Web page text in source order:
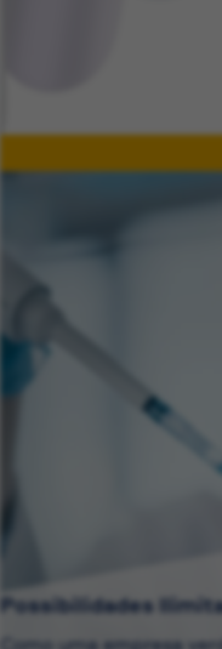
Possibilidades